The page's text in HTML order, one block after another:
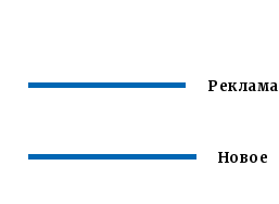
Реклама
Новое